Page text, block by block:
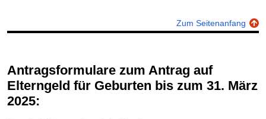
Zum Seitenanfang
Antragsformulare zum Antrag auf
Elterngeld für Geburten bis zum 31. März
2025: